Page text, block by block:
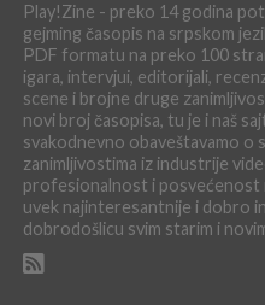
Play!Zine - preko 14 godina
gejming časopis na srpskom
PDF formatu na preko 100
igara, intervjui, editorijali,
scene i brojne druge
novi broj časopisa, tu je i naš
svakodnevno obaveštavamo o
zanimljivostima iz industrije
profesionalnost i posvećenost
uvek najinteresantnije i dobro
dobrodošlicu svim starim i